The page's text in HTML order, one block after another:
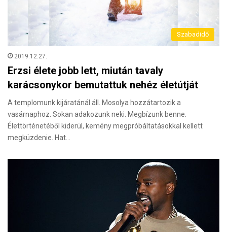
Szabadidő
2019.12.27.
Erzsi élete jobb lett, miután tavaly
karácsonykor bemutattuk nehéz életútját
A templomunk kijáratánál áll. Mosolya hozzátartozik a
vasárnaphoz. Sokan adakozunk neki. Megbízunk benne.
Élettörténetéből kiderül, kemény megpróbáltatásokkal kellett
megküzdenie. Hat…